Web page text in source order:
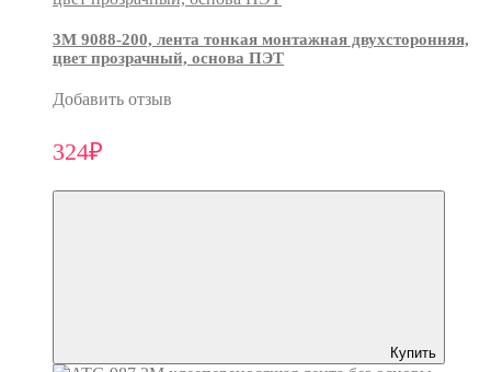
3М 9088-200, лента тонкая монтажная двухсторонняя,
цвет прозрачный, основа ПЭТ
Добавить отзыв
324₽
Купить